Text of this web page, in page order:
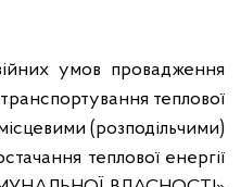
умов провадження
теплової
(розподільчими)
теплової енергії